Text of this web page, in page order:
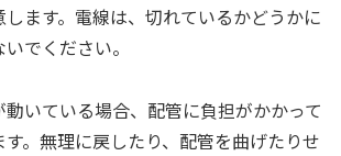
ます。電線は、切れているかどうかに
でください。
いている場合、配管に負担がかかって
。無理に戻したり、配管を曲げたりせ